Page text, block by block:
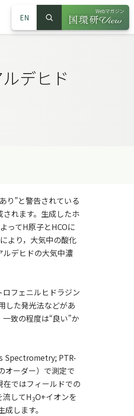
EN
サイト内検索
検索
Webマガジン
（別ウインドウ
デヒド
り”と警告されている
れます。生成したホ
ってH原子とHCOに
より，大気中の酸化
ルデヒドの大気中濃
フェニルヒドラジン
した発光法などがあ
致の程度は“良い”か
Spectrometry; PTR-
オーダー）で測定で
ではフィールドでの
流してH3O+イオンを
します。